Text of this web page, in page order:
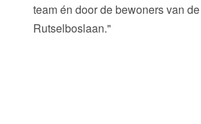
team én door de bewoners van de
Rutselboslaan."